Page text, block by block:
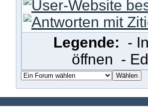
Legende: -
öffnen -